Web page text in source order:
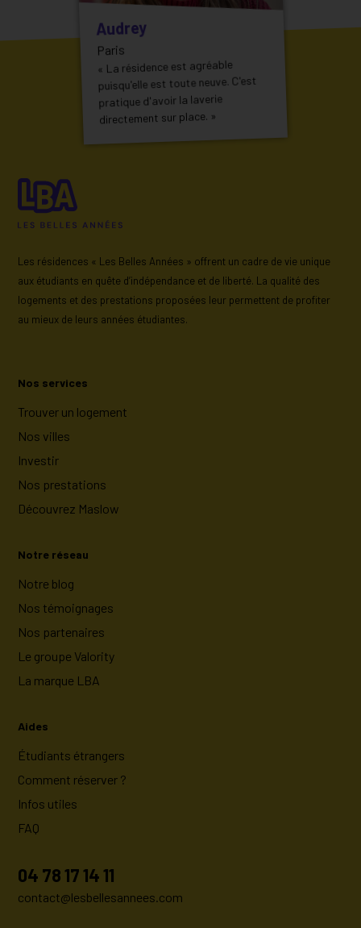
Audrey
Paris
« La résidence est agréable
puisqu'elle est toute neuve. C'est
pratique d'avoir la laverie
directement sur place. »
Les résidences « Les Belles Années » offrent un cadre de vie unique
aux étudiants en quête d’indépendance et de liberté. La qualité des
logements et des prestations proposées leur permettent de profiter
au mieux de leurs années étudiantes.
Nos services
Trouver un logement
Nos villes
Investir
Nos prestations
Découvrez Maslow
Notre réseau
Notre blog
Nos témoignages
Nos partenaires
Le groupe Valority
La marque LBA
Aides
Étudiants étrangers
Comment réserver ?
Infos utiles
FAQ
04 78 17 14 11
contact@lesbellesannees.com